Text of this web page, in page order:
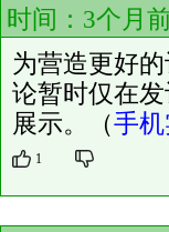
时间：3个月
为营造更好
论暂时仅在
展示。（手
1